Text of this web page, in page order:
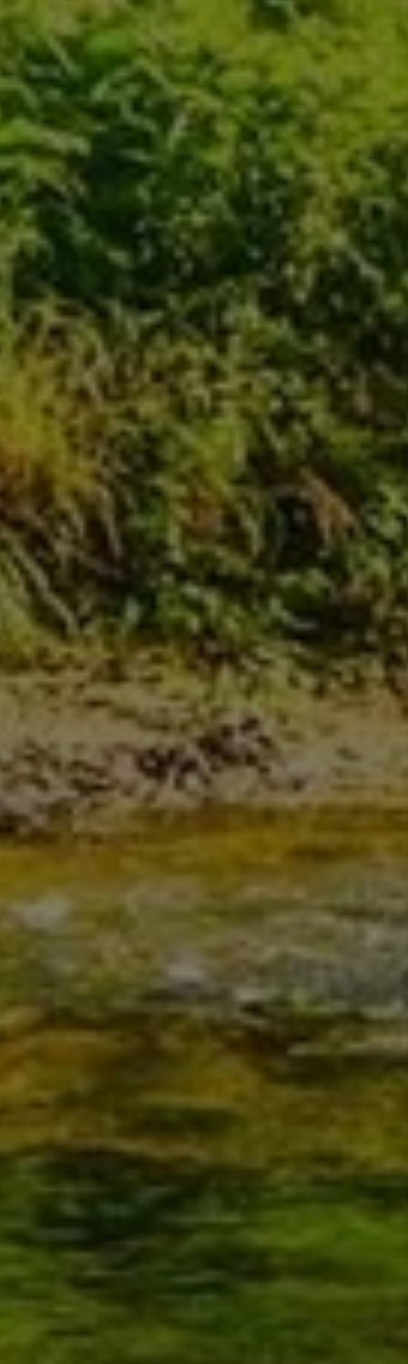
Ihr Fachbetrieb aus
Maxhütte-Haidhof für
Heizung seit 2010
Koller GmbH – Ihr Partner für
Heizungsmodernisierung,
Badsanierung und Solarthermie
Was erwarten Sie von Ihrer neuen Heizung? Wie
sieht das Bad Ihrer Träume aus? Und welche
Ausstattung fehlt Ihnen noch zu Ihrem Wohnglück?
Sprechen Sie mit uns. Wir sind Ihr Partner in
Regensburg für alle Fragen rund um die
Heizungsmodernisierung, Badsanierung,
Haustechnik und Wohnraumlüftung. Gemeinsam
finden wir für Sie die passenden Lösungen, mit
denen Sie sich in Ihrem Zuhause nachhaltig
wohlfühlen. Dazu gehören auch Themen wie
Barrierefreiheit oder Trinkwasserhygiene. Wie
können wir Ihnen weiterhelfen?